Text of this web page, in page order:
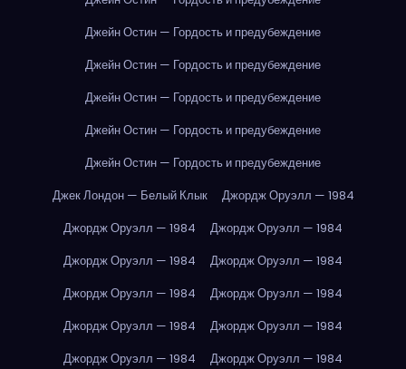
Джейн Остин — Гордость и предубеждение
Джейн Остин — Гордость и предубеждение
Джейн Остин — Гордость и предубеждение
Джейн Остин — Гордость и предубеждение
Джейн Остин — Гордость и предубеждение
Джек Лондон — Белый Клык
Джордж Оруэлл — 1984
Джордж Оруэлл — 1984
Джордж Оруэлл — 1984
Джордж Оруэлл — 1984
Джордж Оруэлл — 1984
Джордж Оруэлл — 1984
Джордж Оруэлл — 1984
Джордж Оруэлл — 1984
Джордж Оруэлл — 1984
Джордж Оруэлл — 1984
Джордж Оруэлл — 1984